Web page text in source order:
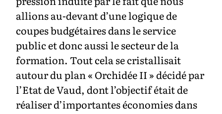
allions au-devant d’une logique de
coupes budgétaires dans le service
public et donc aussi le secteur de la
formation. Tout cela se cristallisait
autour du plan « Orchidée II » décidé par
l’Etat de Vaud, dont l’objectif était de
réaliser d’importantes économies dans